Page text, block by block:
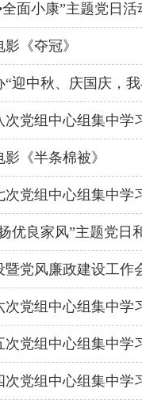
面小康”主题党日活
《夺冠》
次党组中心组集中学
《半条棉被》
次党组中心组集中学
暨党风廉政建设工作
次党组中心组集中学
次党组中心组集中学
次党组中心组集中学